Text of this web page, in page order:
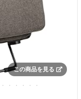
この商品を見る